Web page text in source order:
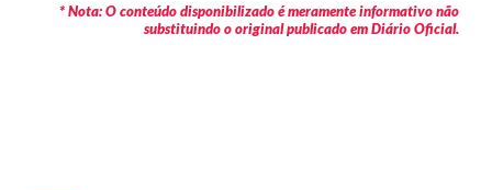
* Nota: O conteúdo disponibilizado é meramente informativo não
substituindo o original publicado em Diário Oficial.